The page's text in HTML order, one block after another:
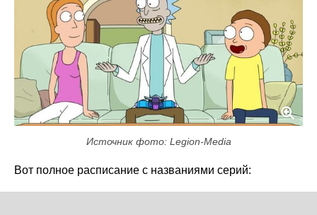
Источник фото: Legion-Media
Вот полное расписание с названиями серий: